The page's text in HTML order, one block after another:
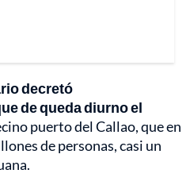
decretó
de queda diurno el
puerto del Callao, que en
de personas, casi un